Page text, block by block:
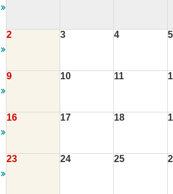
2 3 4 5
9 10 11
16 17 18
23 24 25